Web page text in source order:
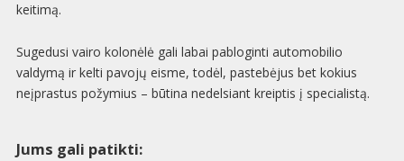
keitimą.
Sugedusi vairo kolonėlė gali labai pabloginti automobilio
valdymą ir kelti pavojų eisme, todėl, pastebėjus bet kokius
neįprastus požymius – būtina nedelsiant kreiptis į specialistą.
Jums gali patikti: